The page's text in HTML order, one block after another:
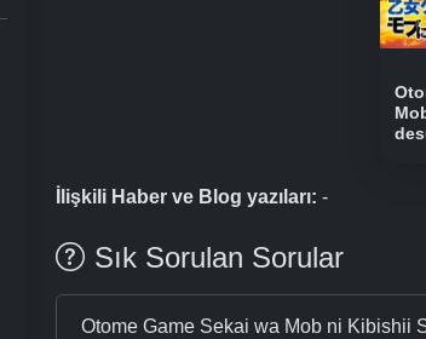
İlişkili Haber ve Blog yazıları: -
Sık Sorulan Sorular
Otome Game Sekai wa Mob ni Kibishii